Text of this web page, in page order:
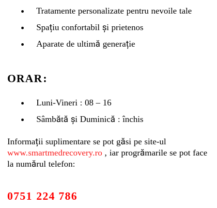
Tratamente personalizate pentru nevoile tale
Spațiu confortabil și prietenos
Aparate de ultimă generație
ORAR:
Luni-Vineri : 08 – 16
Sâmbătă şi Duminică : închis
Informații suplimentare se pot găsi pe site-ul
www.smartmedrecovery.ro , iar progrămarile se pot face
la numărul telefon:
0751 224 786